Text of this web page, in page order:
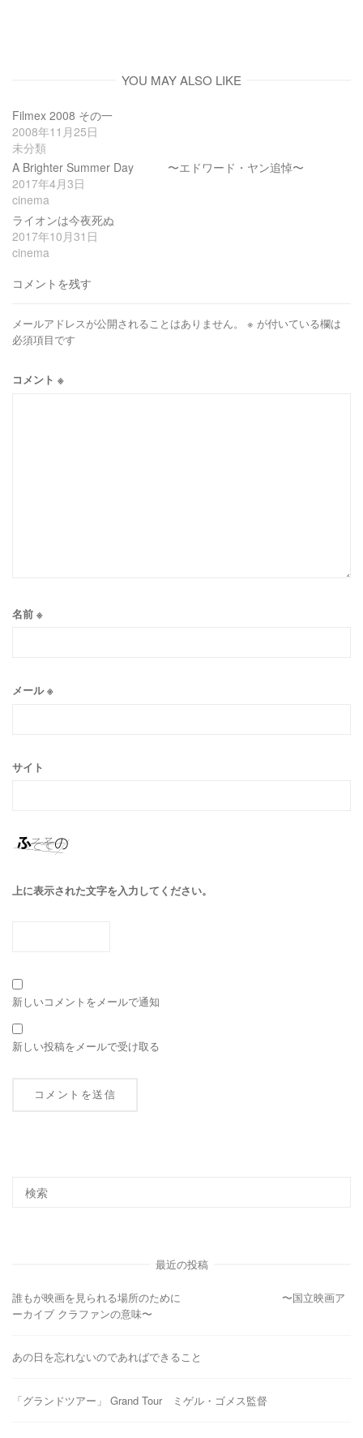
YOU MAY ALSO LIKE
Filmex 2008 その一
2008年11月25日
未分類
A Brighter Summer Day 〜エドワード・ヤン追悼〜
2017年4月3日
cinema
ライオンは今夜死ぬ
2017年10月31日
cinema
コメントを残す
メールアドレスが公開されることはありません。 ※ が付いている欄は
必須項目です
コメント ※
名前 ※
メール※
サイト
上に表示された文字を入力してください。
新しいコメントをメールで通知
新しい投稿をメールで受け取る
最近の投稿
誰もが映画を見られる場所のために 〜国立映画ア
ーカイブ クラファンの意味〜
あの日を忘れないのであればできること
「グランドツアー」 Grand Tour ミゲル・ゴメス監督